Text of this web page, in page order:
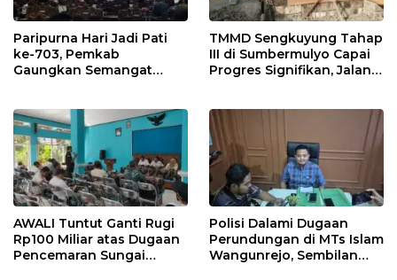
Paripurna Hari Jadi Pati
ke-703, Pemkab
Gaungkan Semangat
TMMD Sengkuyung Tahap
III di Sumbermulyo Capai
Progres Signifikan, Jalan
AWALI Tuntut Ganti Rugi
Rp100 Miliar atas Dugaan
Pencemaran Sungai
Polisi Dalami Dugaan
Perundungan di MTs Islam
Wangunrejo, Sembilan